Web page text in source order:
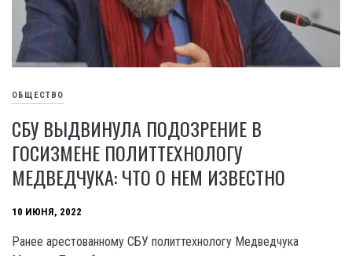
ОБЩЕСТВО
СБУ ВЫДВИНУЛА ПОДОЗРЕНИЕ В
ГОСИЗМЕНЕ ПОЛИТТЕХНОЛОГУ
МЕДВЕДЧУКА: ЧТО О НЕМ ИЗВЕСТНО
10 ИЮНЯ, 2022
Ранее арестованному СБУ политтехнологу Медведчука